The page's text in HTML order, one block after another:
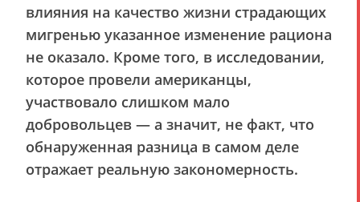
влияния на качество жизни страдающих
мигренью указанное изменение рациона
не оказало. Кроме того, в исследовании,
которое провели американцы,
участвовало слишком мало
добровольцев — а значит, не факт, что
обнаруженная разница в самом деле
отражает реальную закономерность.